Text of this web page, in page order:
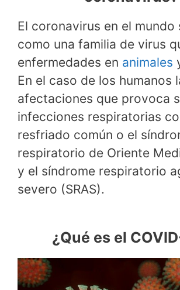
El coronavirus en el mundo
como una familia de virus
enfermedades en animales
En el caso de los humanos
afectaciones que provoca
infecciones respiratorias
resfriado común o el
respiratorio de Oriente
y el síndrome respiratorio
severo (SRAS).
¿Qué es el